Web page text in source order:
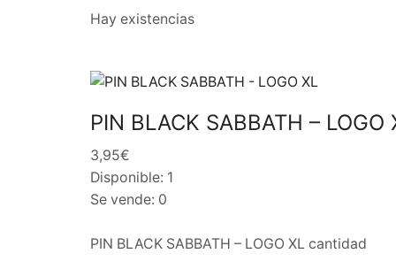
Hay existencias
PIN BLACK SABBATH – LOGO
3,95€
Disponible: 1
Se vende: 0
PIN BLACK SABBATH – LOGO XL cantidad